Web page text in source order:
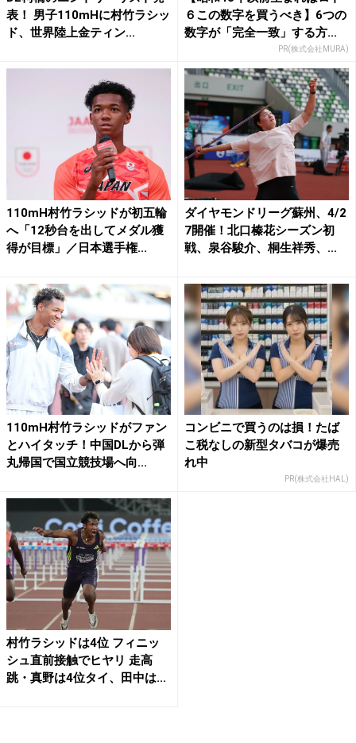
表！ 男子110mHに村竹ラシッ
ド、世界陸上金ティン...
６この数字を買うべき】6つの
数字が「完全一致」する方...
PR(株式会社MURA)
110mH村竹ラシッドが初五輪
へ「12秒台を出してメダル獲
得が目標」／日本選手権...
ダイヤモンドリーグ蘇州、4/2
7開催！北口榛花シーズン初
戦、泉谷駿介、桐生祥秀、...
110mH村竹ラシッドがファン
とハイタッチ！中国DLから弾
丸帰国で国立競技場へ向...
コンビニで買うのは損！たば
こ税なしの新型タバコが爆売
れ中
PR(株式会社HAL)
村竹ラシッドは4位 フィニッ
シュ直前接触でヒヤリ 走高
跳・真野は4位タイ、田中は...